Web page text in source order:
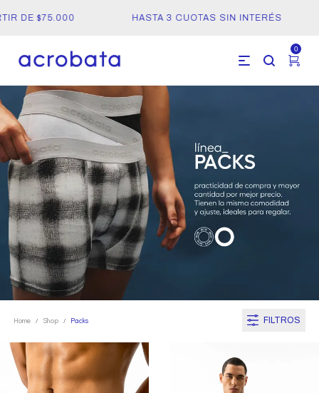
DE $75.000 HASTA 3 CUOTAS SIN INTERÉS
0
Home / Shop / Packs FILTROS